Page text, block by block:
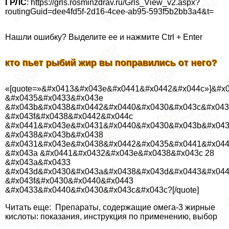
ГРЛС: https://grls.rosminzdrav.ru/Grls_View_v2.aspx?
routingGuid=dee4fd5f-2d16-4cee-ab95-593f5b2bb3a4&t=
Нашли ошибку? Выделите ее и нажмите Ctrl + Enter
кто пьет рыбий жир вы поправились от него?
&#x0435&#x0433&#x043e
&#x043f&#x0438&#x0442&#x044c
&#x0438&#x043b&#x0438
&#x043a &#x0441&#x0432&#x043e&#x0438&#x043c 28
&#x043a&#x0433
&#x043f&#x0430&#x0440&#x0443
&#x0433&#x0440&#x0430&#x043c&#x043c?[/quote]
Читать еще: Препараты, содержащие омега-3 жирные
кислоты: показания, инструкция по применению, выбор